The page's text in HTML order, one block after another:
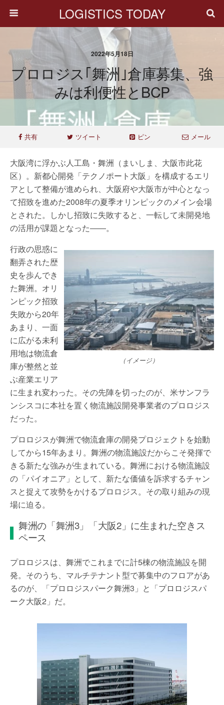
LOGISTICS TODAY
2022年5月18日
プロロジス｢舞洲｣倉庫募集、強
みは利便性とBCP
共有 ツイート ピン メール
大阪湾に浮かぶ人工島・舞洲（まいしま、大阪市此花
区）。新都心開発「テクノポート大阪」を構成するエリ
アとして整備が進められ、大阪府や大阪市が中心となっ
て招致を進めた2008年の夏季オリンピックのメイン会場
とされた。しかし招致に失敗すると、一転して未開発地
の活用が課題となった――。
（イメージ）
行政の思惑に
翻弄された歴
史を歩んでき
た舞洲。オリ
ンピック招致
失敗から20年
あまり、一面
に広がる未利
用地は物流倉
庫が整然と並
ぶ産業エリア
に生まれ変わった。その先陣を切ったのが、米サンフラ
ンシスコに本社を置く物流施設開発事業者のプロロジス
だった。
プロロジスが舞洲で物流倉庫の開発プロジェクトを始動
してから15年あまり。舞洲の物流施設だからこそ発揮で
きる新たな強みが生まれている。舞洲における物流施設
の「パイオニア」として、新たな価値を訴求するチャン
スと捉えて攻勢をかけるプロロジス。その取り組みの現
場に迫る。
舞洲の「舞洲3」「大阪2」に生まれた空きス
ペース
プロロジスは、舞洲でこれまでに計5棟の物流施設を開
発。そのうち、マルチテナント型で募集中のフロアがあ
るのが、「プロロジスパーク舞洲3」と「プロロジスパ
ーク大阪2」だ。